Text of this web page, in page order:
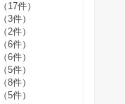
（17件）
（3件）
（2件）
（6件）
（6件）
（5件）
（8件）
（5件）